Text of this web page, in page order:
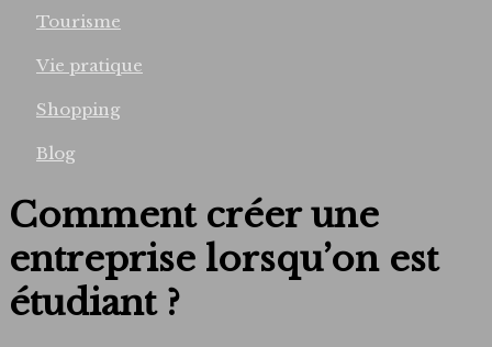
Tourisme
Vie pratique
Shopping
Blog
Comment créer une
entreprise lorsqu’on est
étudiant ?